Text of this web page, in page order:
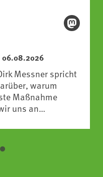
06.08.2026
Messner spricht
warum
episode/